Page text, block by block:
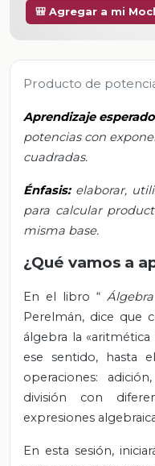
🎒 Agregar a mi
Producto de
Aprendizaje
potencias con
cuadradas.
Énfasis: elaborar,
para calcular
misma base.
¿Qué vamos a
En el libro “
Perelmán, dice que
álgebra la
ese sentido, hasta
operaciones:
división con
expresiones
En esta sesión,